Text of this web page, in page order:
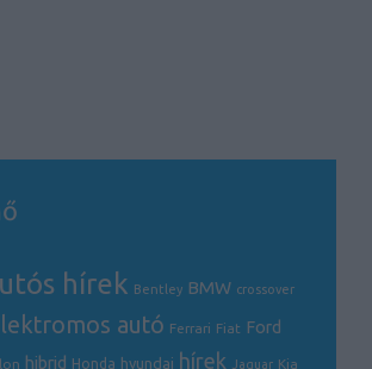
hírek Bentley BMW crossover
autó Ferrari Fiat Ford
hibrid Honda hyundai hírek Jaguar Kia